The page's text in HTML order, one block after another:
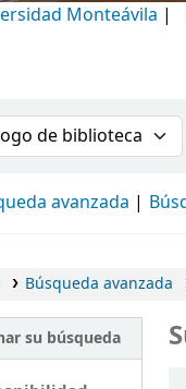
Monteávila |
en el catálogo
avanzada
Búsqueda avanzada
su búsqueda